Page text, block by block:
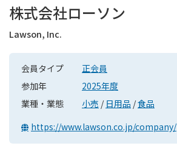
株式会社ローソン
Lawson, Inc.
会員タイプ
正会員
参加年
2025年度
業種・業態
小売 / 日用品 /食品
https://www.lawson.co.jp/company/